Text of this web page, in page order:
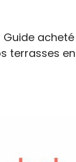
Guide acheté
terrasses en